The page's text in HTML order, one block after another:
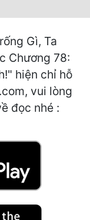
Gì, Ta
Chương 78:
hiện chỉ hỗ
vui lòng
đọc nhé :